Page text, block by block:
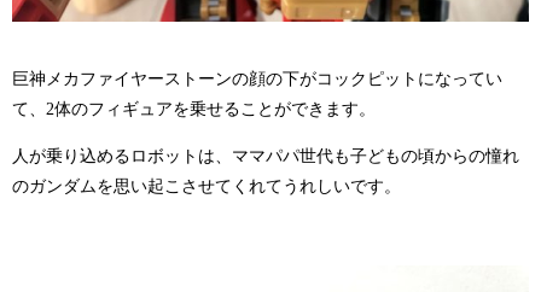
巨神メカファイヤーストーンの顔の下がコックピットになってい
て、2体のフィギュアを乗せることができます。
人が乗り込めるロボットは、ママパパ世代も子どもの頃からの憧れ
のガンダムを思い起こさせてくれてうれしいです。